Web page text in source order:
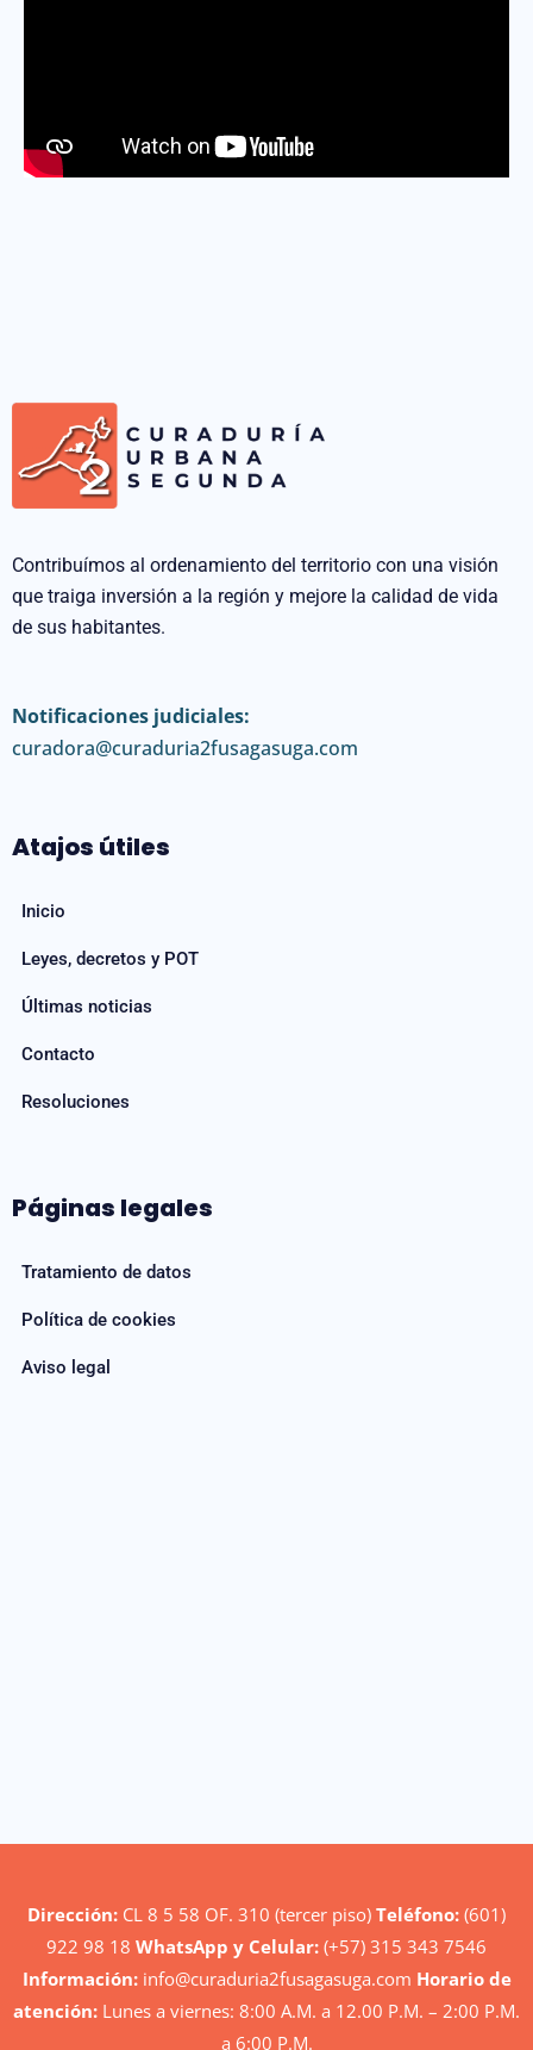
Contribuímos al ordenamiento del territorio con una visión
que traiga inversión a la región y mejore la calidad de vida
de sus habitantes.
Notificaciones judiciales:
curadora@curaduria2fusagasuga.com
Atajos útiles
Inicio
Leyes, decretos y POT
Últimas noticias
Contacto
Resoluciones
Páginas legales
Tratamiento de datos
Política de cookies
Aviso legal
Dirección: CL 8 5 58 OF. 310 (tercer piso) Teléfono: (601)
922 98 18 WhatsApp y Celular: (+57) 315 343 7546
Información: info@curaduria2fusagasuga.com Horario de
atención: Lunes a viernes: 8:00 A.M. a 12.00 P.M. – 2:00 P.M.
a 6:00 P.M.